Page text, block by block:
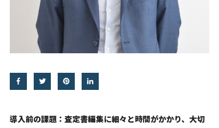
導入前の課題：査定書編集に細々と時間がかかり、大切